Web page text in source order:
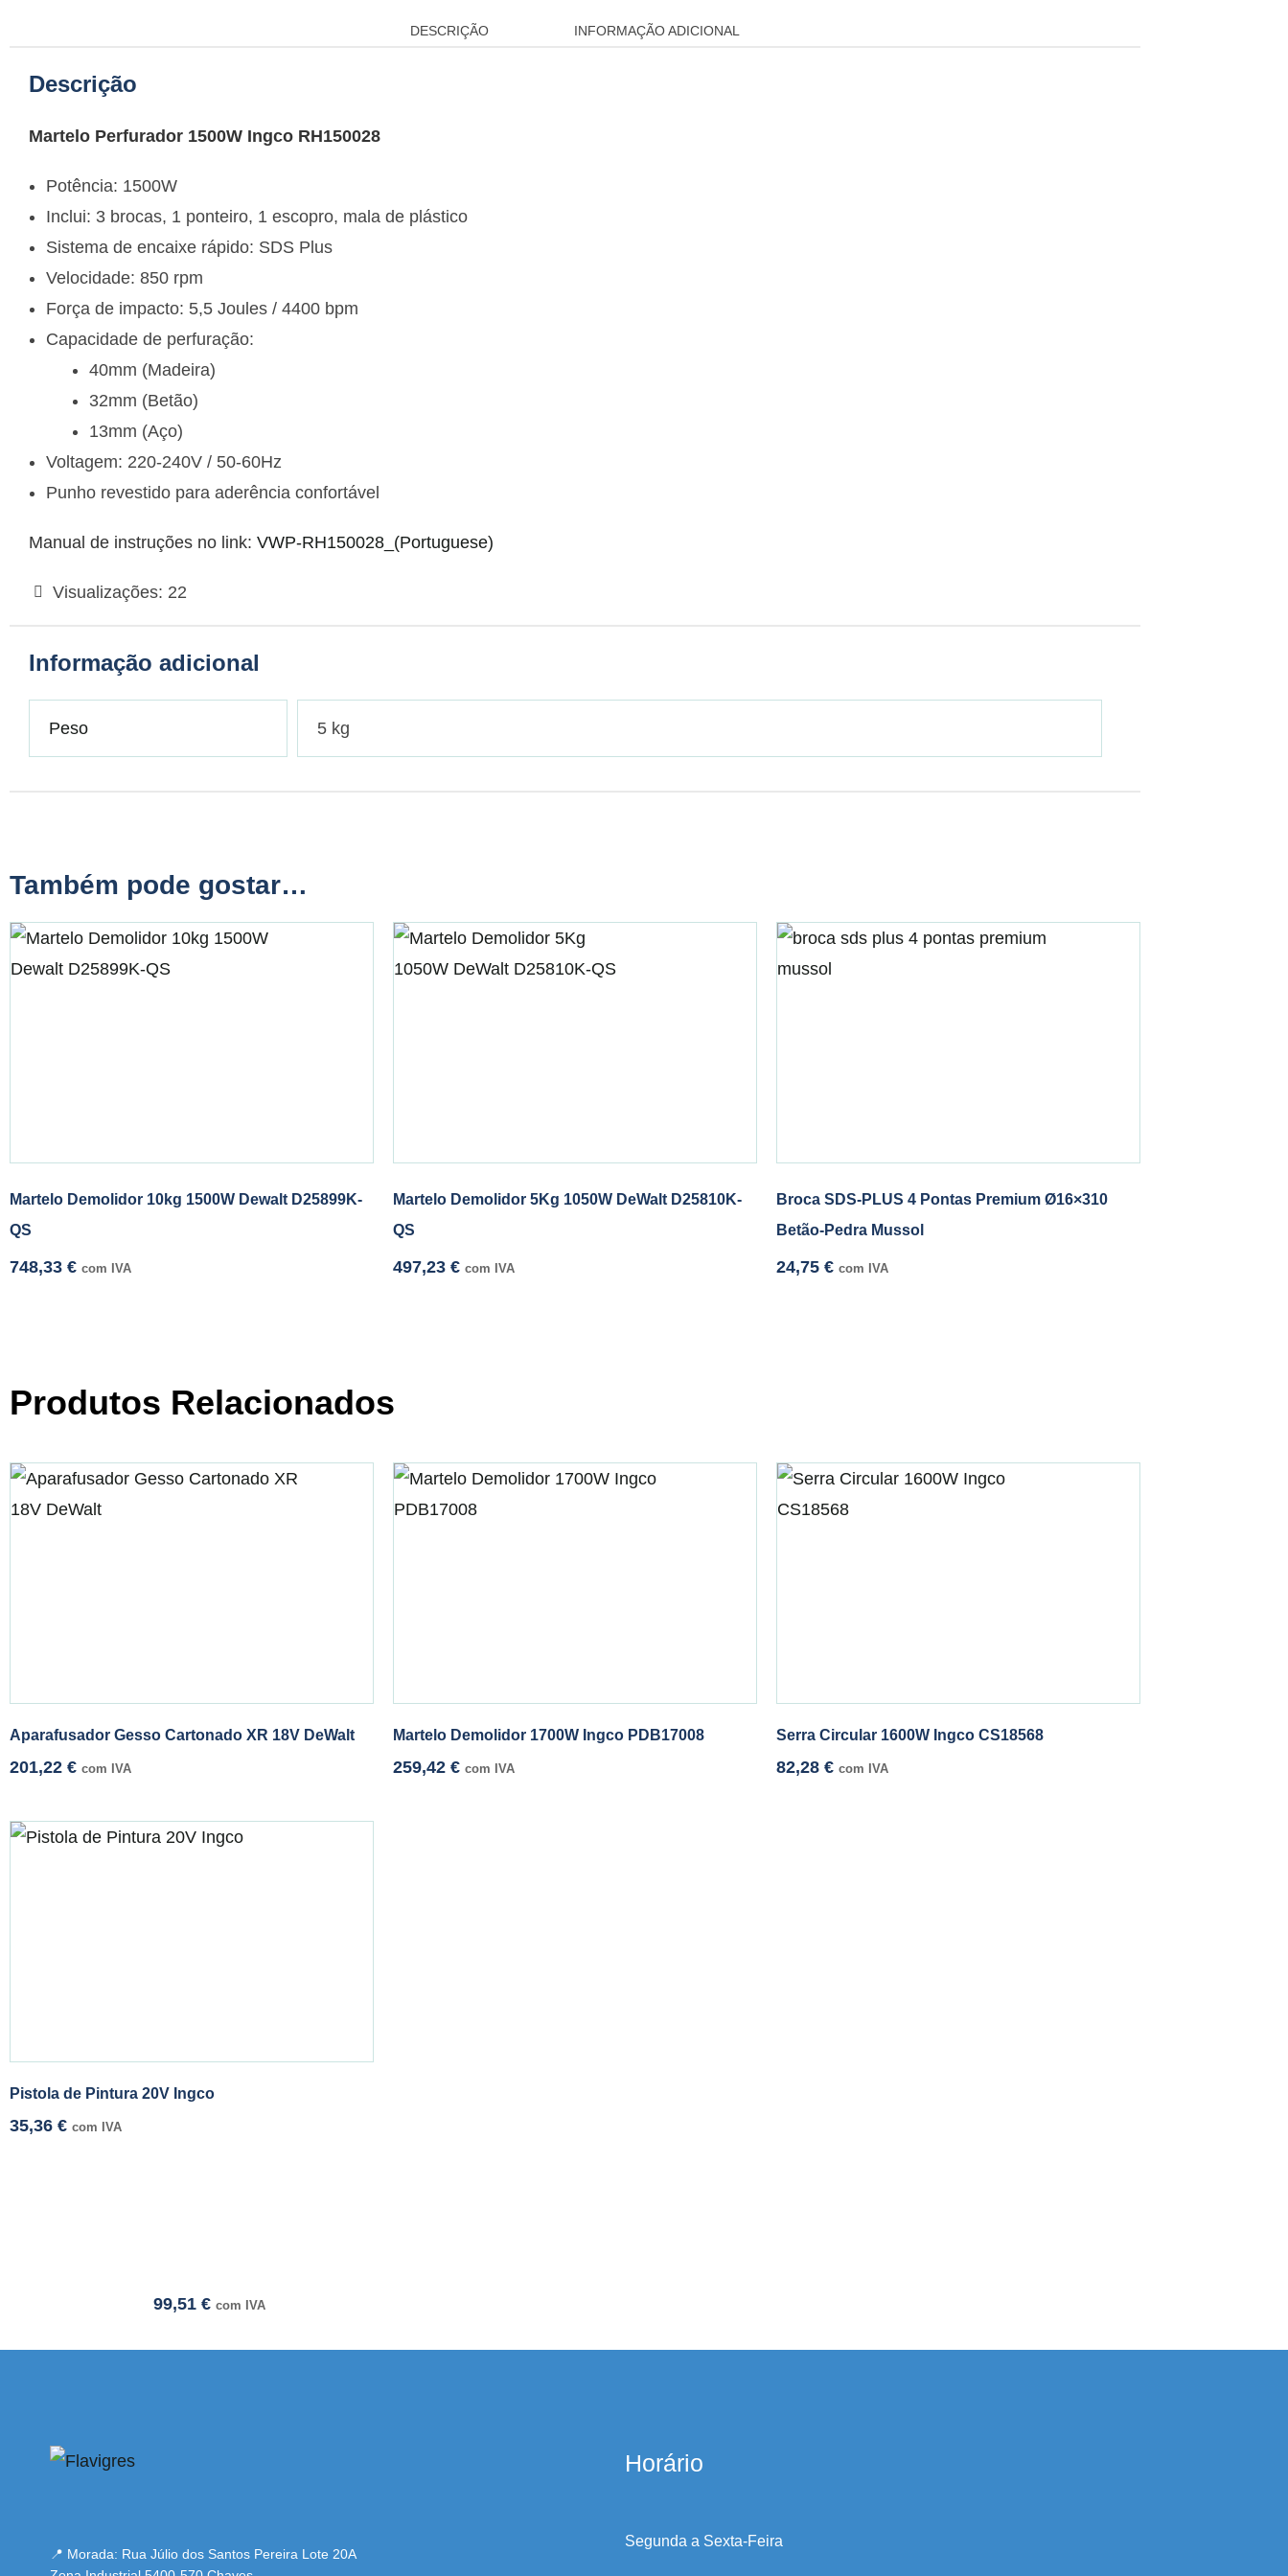
DESCRIÇÃO INFORMAÇÃO ADICIONAL
Descrição
Martelo Perfurador 1500W Ingco RH150028
Potência: 1500W
Inclui: 3 brocas, 1 ponteiro, 1 escopro, mala de plástico
Sistema de encaixe rápido: SDS Plus
Velocidade: 850 rpm
Força de impacto: 5,5 Joules / 4400 bpm
Capacidade de perfuração:
40mm (Madeira)
32mm (Betão)
13mm (Aço)
Voltagem: 220-240V / 50-60Hz
Punho revestido para aderência confortável
Manual de instruções no link: VWP-RH150028_(Portuguese)
Visualizações: 22
Informação adicional
Peso 5 kg
Também pode gostar…
Martelo Demolidor 10kg 1500W Dewalt D25899K-
QS
748,33 € com IVA
Martelo Demolidor 5Kg 1050W DeWalt D25810K-
QS
497,23 € com IVA
Broca SDS-PLUS 4 Pontas Premium Ø16×310
Betão-Pedra Mussol
24,75 € com IVA
Produtos Relacionados
Aparafusador Gesso Cartonado XR 18V DeWalt
201,22 € com IVA
Martelo Demolidor 1700W Ingco PDB17008
259,42 € com IVA
Serra Circular 1600W Ingco CS18568
82,28 € com IVA
Pistola de Pintura 20V Ingco
35,36 € com IVA
99,51 € com IVA
📍 Morada: Rua Júlio dos Santos Pereira Lote 20A
Horário
Segunda a Sexta-Feira